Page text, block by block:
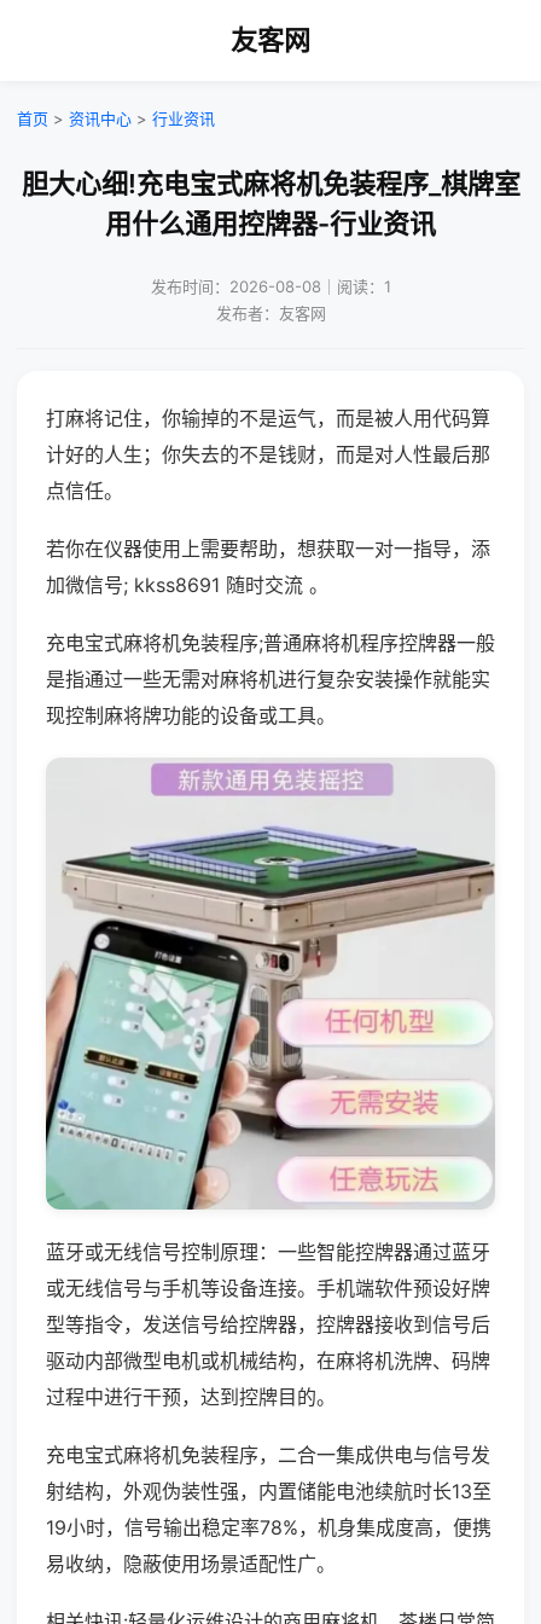
友客网
首页 > 资讯中心 > 行业资讯
胆大心细!充电宝式麻将机免装程序_棋牌室
用什么通用控牌器-行业资讯
发布时间：2026-08-08｜阅读：1
发布者：友客网
打麻将记住，你输掉的不是运气，而是被人用代码算
计好的人生；你失去的不是钱财，而是对人性最后那
点信任。
若你在仪器使用上需要帮助，想获取一对一指导，添
加微信号; kkss8691 随时交流 。
充电宝式麻将机免装程序;普通麻将机程序控牌器一般
是指通过一些无需对麻将机进行复杂安装操作就能实
现控制麻将牌功能的设备或工具。
蓝牙或无线信号控制原理：一些智能控牌器通过蓝牙
或无线信号与手机等设备连接。手机端软件预设好牌
型等指令，发送信号给控牌器，控牌器接收到信号后
驱动内部微型电机或机械结构，在麻将机洗牌、码牌
过程中进行干预，达到控牌目的。
充电宝式麻将机免装程序，二合一集成供电与信号发
射结构，外观伪装性强，内置储能电池续航时长13至
19小时，信号输出稳定率78%，机身集成度高，便携
易收纳，隐蔽使用场景适配性广。